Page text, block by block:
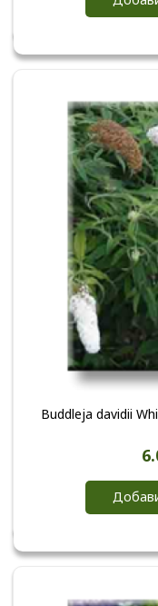
Buddleja davidii